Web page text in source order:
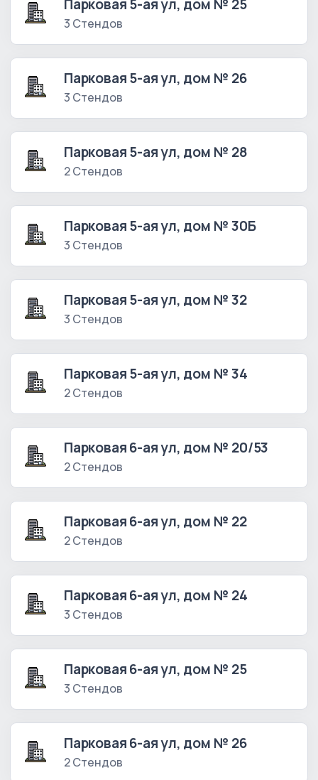
Парковая 5-ая ул, дом № 25
3 Стендов
Парковая 5-ая ул, дом № 26
3 Стендов
Парковая 5-ая ул, дом № 28
2 Стендов
Парковая 5-ая ул, дом № 30Б
3 Стендов
Парковая 5-ая ул, дом № 32
3 Стендов
Парковая 5-ая ул, дом № 34
2 Стендов
Парковая 6-ая ул, дом № 20/53
2 Стендов
Парковая 6-ая ул, дом № 22
2 Стендов
Парковая 6-ая ул, дом № 24
3 Стендов
Парковая 6-ая ул, дом № 25
3 Стендов
Парковая 6-ая ул, дом № 26
2 Стендов